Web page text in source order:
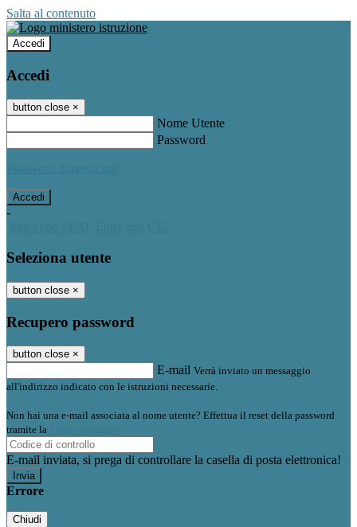
Salta al contenuto
Accedi
Accedi
button close ×
Nome Utente
Password
-
Seleziona utente
button close ×
Recupero password
button close ×
E-mail Verrà inviato un messaggio
all'indirizzo indicato con le istruzioni necessarie.
Non hai una e-mail associata al nome utente? Effettua il reset della password
tramite la
E-mail inviata, si prega di controllare la casella di posta elettronica!
Errore
Chiudi